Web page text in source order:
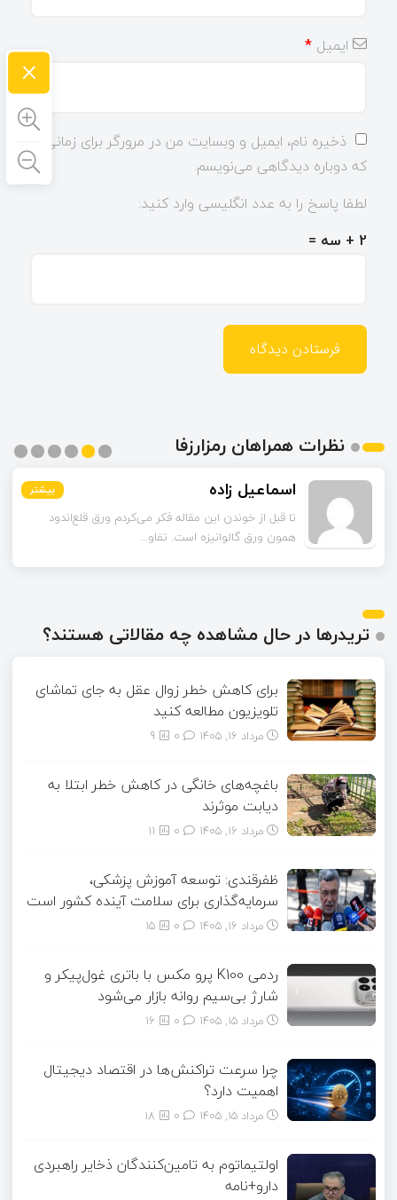
ایمیل *
ذخیره نام، ایمیل و وبسایت من در مرورگر برای زمانی
که دوباره دیدگاهی می‌نویسم.
لطفا پاسخ را به عدد انگلیسی وارد کنید:
2 + سه =
نظرات همراهان رمزارزفا
بیشتر اسماعیل زاده بیشتر
تا قبل از خوندن این مقاله فکر می‌کردم ورق قلع‌اندود
همون ورق گالوانیزه است. تفاو...
بیشتر
بیشتر
بیشتر
بیشتر
تریدرها در حال مشاهده چه مقالاتی هستند؟
برای کاهش خطر زوال عقل به جای تماشای
تلویزیون مطالعه کنید
مرداد ۱۶, ۱۴۰۵ 9
باغچه‌های خانگی در کاهش خطر ابتلا به
دیابت موثرند
مرداد ۱۶, ۱۴۰۵ 11
ظفرقندی: توسعه آموزش پزشکی،
سرمایه‌گذاری برای سلامت آینده کشور است
مرداد ۱۶, ۱۴۰۵ 15
ردمی K100 پرو مکس با باتری غول‌پیکر و
شارژ بی‌سیم روانه بازار می‌شود
مرداد ۱۵, ۱۴۰۵ 16
چرا سرعت تراکنش‌ها در اقتصاد دیجیتال
اهمیت دارد؟
مرداد ۱۵, ۱۴۰۵ 18
اولتیماتوم به تامین‌کنندگان ذخایر راهبردی
دارو+نامه
×